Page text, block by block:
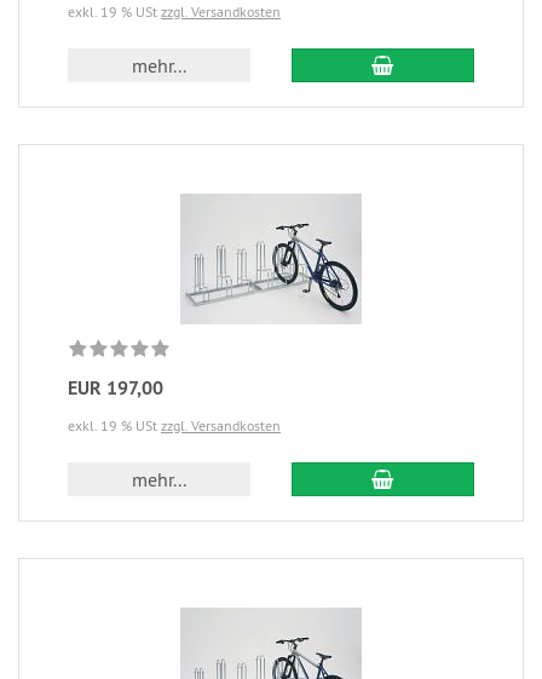
exkl. 19 % USt zzgl. Versandkosten
mehr...
EUR 197,00
exkl. 19 % USt zzgl. Versandkosten
mehr...